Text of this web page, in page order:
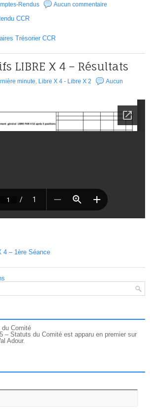
Rendus Aucun commentaire
CCR
Trésorier CCR
LIBRE X 4 – Résultats
minute, Libre X 4 - Libre X 2
Aucun
4 – 1ère Séance
du Comité
– Statuts du Comité est apparu en premier sur
Adour.